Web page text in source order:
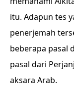
itu. Adapun tes
penerjemah
beberapa pasal
pasal dari
aksara Arab.